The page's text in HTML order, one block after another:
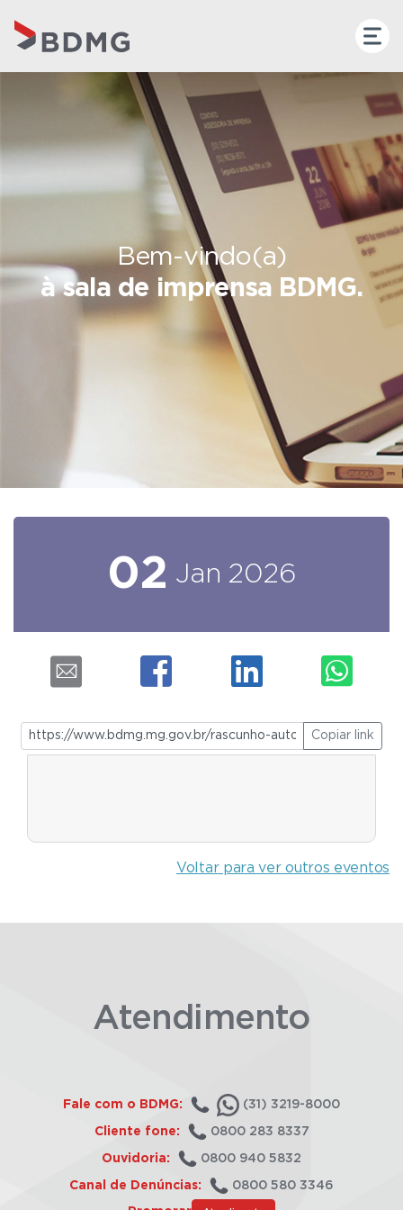
Bem-vindo(a)
à sala de imprensa BDMG.
02 Jan 2026
Copiar link
Voltar para ver outros eventos
Atendimento
Fale com o BDMG: (31) 3219-8000
Cliente fone: 0800 283 8337
Ouvidoria: 0800 940 5832
Canal de Denúncias: 0800 580 3346